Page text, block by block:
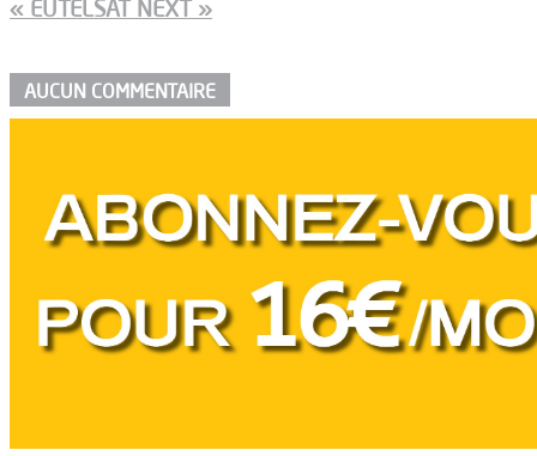
« EUTELSAT NEXT »
AUCUN COMMENTAIRE